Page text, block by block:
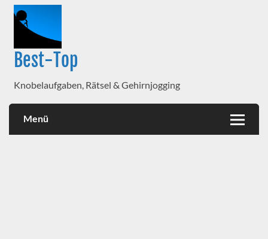
Best-Top
Knobelaufgaben, Rätsel & Gehirnjogging
Menü